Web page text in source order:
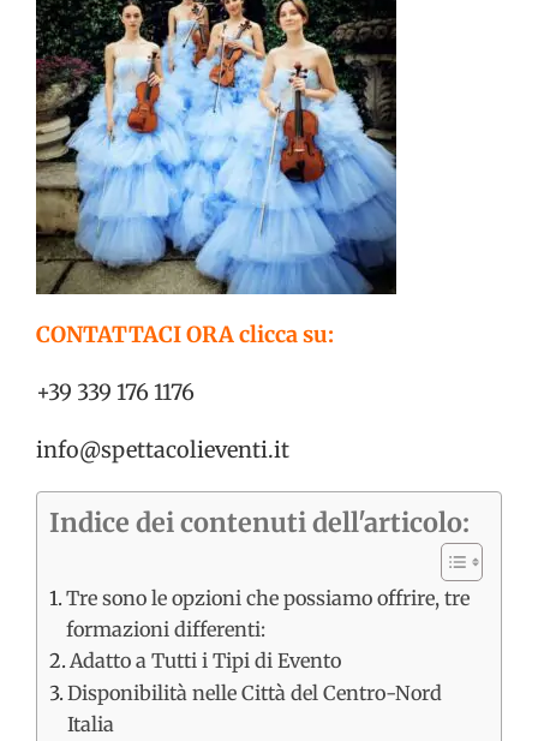
CONTATTACI ORA clicca su:
+39 339 176 1176
info@spettacolieventi.it
Indice dei contenuti dell'articolo:
Tre sono le opzioni che possiamo offrire, tre
formazioni differenti:
Adatto a Tutti i Tipi di Evento
Disponibilità nelle Città del Centro-Nord
Italia